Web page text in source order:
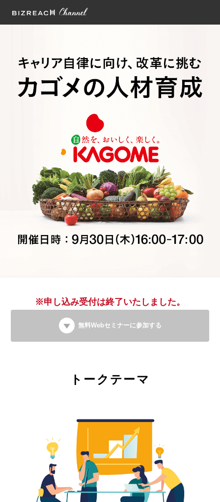
※申し込み受付は終了いたしました。
無料Webセミナーに参加する
トークテーマ